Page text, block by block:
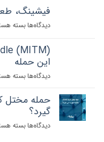
که
رعایت
تزریق
SQL
چقدر
می
شناسید؟
فیشینگ،
دیدگاه‌ها برای
طعمه
ای
برای
سرقت
بسته
این حمله
دیدگاه‌ها برای
in
(MITM)
بسته
گیرد؟
دیدگاه‌ها برای
بسته